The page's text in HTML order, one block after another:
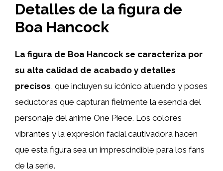
Detalles de la figura de
Boa Hancock
La figura de Boa Hancock se caracteriza por
su alta calidad de acabado y detalles
precisos, que incluyen su icónico atuendo y poses
seductoras que capturan fielmente la esencia del
personaje del anime One Piece. Los colores
vibrantes y la expresión facial cautivadora hacen
que esta figura sea un imprescindible para los fans
de la serie.